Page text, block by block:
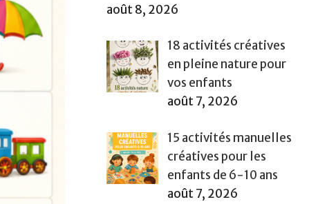
août 8, 2026
18 activités créatives
en pleine nature pour
vos enfants
août 7, 2026
15 activités manuelles
créatives pour les
enfants de 6-10 ans
août 7, 2026